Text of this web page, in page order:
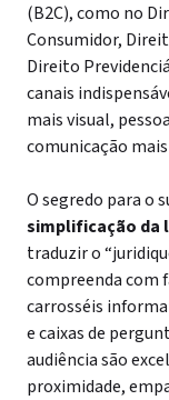
(B2C), como no
Consumidor,
Direito
canais
mais visual,
comunicação
O segredo para o
simplificação da
traduzir o
compreenda com
carrosséis
e caixas de
audiência são
proximidade,